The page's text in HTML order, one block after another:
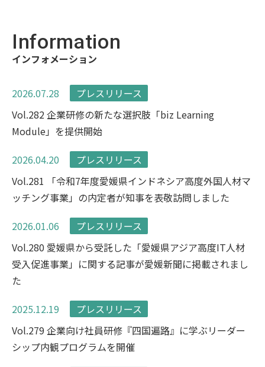
Information
インフォメーション
2026.07.28
プレスリリース
Vol.282 企業研修の新たな選択肢「biz Learning
Module」を提供開始
2026.04.20
プレスリリース
Vol.281 「令和7年度愛媛県インドネシア高度外国人材マ
ッチング事業」の内定者が知事を表敬訪問しました
2026.01.06
プレスリリース
Vol.280 愛媛県から受託した「愛媛県アジア高度IT人材
受入促進事業」に関する記事が愛媛新聞に掲載されまし
た
2025.12.19
プレスリリース
Vol.279 企業向け社員研修『四国遍路』に学ぶリーダー
シップ内観プログラムを開催